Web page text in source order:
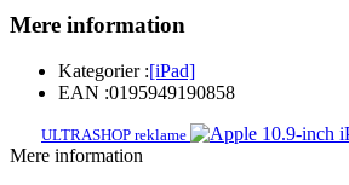
Mere information
Kategorier :[iPad]
EAN :0195949190858
ULTRASHOP reklame
Mere information